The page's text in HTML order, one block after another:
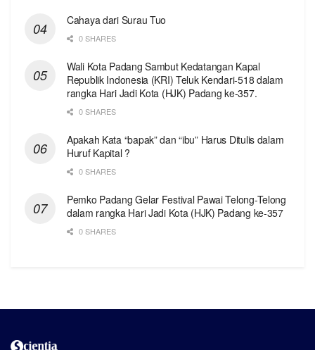
Cahaya dari Surau Tuo
0 SHARES
Wali Kota Padang Sambut Kedatangan Kapal
Republik Indonesia (KRI) Teluk Kendari-518 dalam
rangka Hari Jadi Kota (HJK) Padang ke-357.
0 SHARES
Apakah Kata “bapak” dan “ibu” Harus Ditulis dalam
Huruf Kapital ?
0 SHARES
Pemko Padang Gelar Festival Pawai Telong-Telong
dalam rangka Hari Jadi Kota (HJK) Padang ke-357
0 SHARES